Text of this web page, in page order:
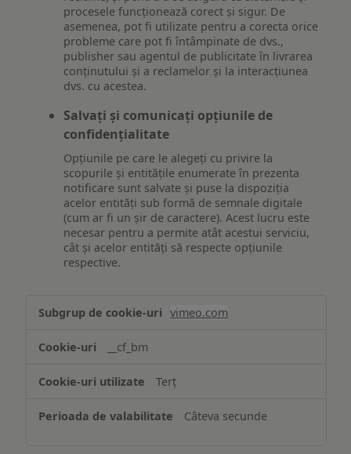
procesele funcționează corect și sigur. De
asemenea, pot fi utilizate pentru a corecta orice
probleme care pot fi întâmpinate de dvs.,
publisher sau agentul de publicitate în livrarea
conținutului și a reclamelor și la interacțiunea
dvs. cu acestea.
Salvați și comunicați opțiunile de
confidențialitate
Opțiunile pe care le alegeți cu privire la
scopurile și entitățile enumerate în prezenta
notificare sunt salvate și puse la dispoziția
acelor entități sub formă de semnale digitale
(cum ar fi un șir de caractere). Acest lucru este
necesar pentru a permite atât acestui serviciu,
cât și acelor entități să respecte opțiunile
respective.
Asigurarea
funcționalităților
website-
ului
vimeo.com
__cf_bm
Terț
Câteva secunde